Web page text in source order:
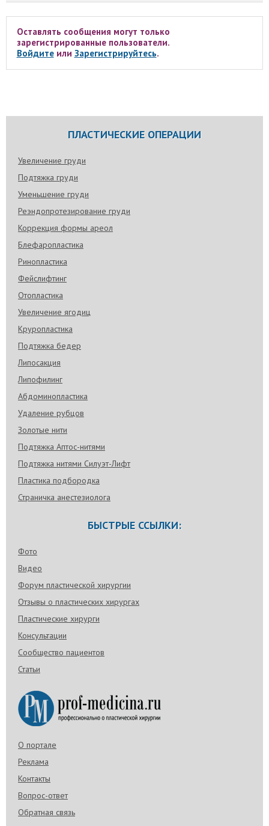
Оставлять сообщения могут только
зарегистрированные пользователи.
Войдитеили Зарегистрируйтесь.
ПЛАСТИЧЕСКИЕ ОПЕРАЦИИ
Увеличение груди
Подтяжка груди
Уменьшение груди
Реэндопротезирование груди
Коррекция формы ареол
Блефаропластика
Ринопластика
Фейслифтинг
Отопластика
Увеличение ягодиц
Круропластика
Подтяжка бедер
Липосакция
Липофилинг
Абдоминопластика
Удаление рубцов
Золотые нити
Подтяжка Аптос-нитями
Подтяжка нитями Силуэт-Лифт
Пластика подбородка
Страничка анестезиолога
БЫСТРЫЕ ССЫЛКИ:
Фото
Видео
Форум пластической хирургии
Отзывы о пластических хирургах
Пластические хирурги
Консультации
Сообщество пациентов
Статьи
О портале
Реклама
Контакты
Вопрос-ответ
Обратная связь